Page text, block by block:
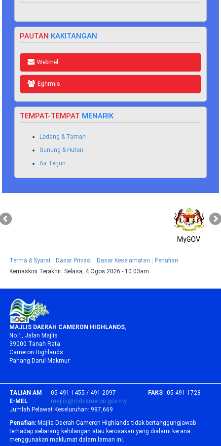
PAUTAN KAKITANGAN
Webmel
Eghrmis
TEMPAT-TEMPAT MENARIK
Ladang & Taman
Gunung & Hutan
Air Terjun
MyGOV
Terma & Syarat Dasar Privasi Dasar Keselamatan
Penafian
Kemaskini Terakhir: Selasa, 4 Ogos 2026 - 10:03am
MAJLIS DAERAH CAMERON HIGHLANDS,
No.1, Jalan Majlis
39000 Tanah Rata
Cameron Highlands
Pahang Darul Makmur
TALIAN AM 05-491 1455 / 491 2097 FAKS
05-491 1728
E-MEL
majlis@mdcameron.gov.my
Jumlah Pelawat Keseluruhan: 987,669
Penafian: Majlis Daerah Cameron Highlands tidak bertanggungjawab
terhadap sebarang kehilangan atau kerosakan yang dialami kerana
menggunakan maklumat dalam laman ini.